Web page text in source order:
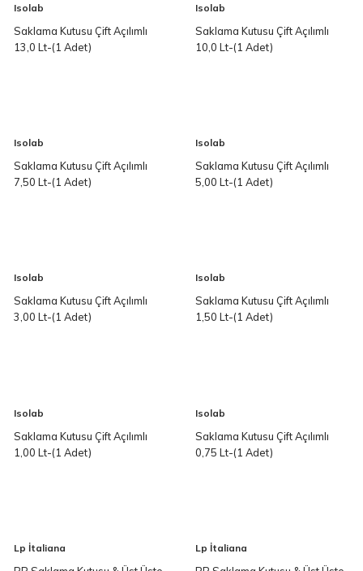
Isolab
Saklama Kutusu Çift Açılımlı
13,0 Lt-(1 Adet)
Isolab
Saklama Kutusu Çift Açılımlı
10,0 Lt-(1 Adet)
Isolab
Saklama Kutusu Çift Açılımlı
7,50 Lt-(1 Adet)
Isolab
Saklama Kutusu Çift Açılımlı
5,00 Lt-(1 Adet)
Isolab
Saklama Kutusu Çift Açılımlı
3,00 Lt-(1 Adet)
Isolab
Saklama Kutusu Çift Açılımlı
1,50 Lt-(1 Adet)
Isolab
Saklama Kutusu Çift Açılımlı
1,00 Lt-(1 Adet)
Isolab
Saklama Kutusu Çift Açılımlı
0,75 Lt-(1 Adet)
Lp İtaliana Lp İtaliana